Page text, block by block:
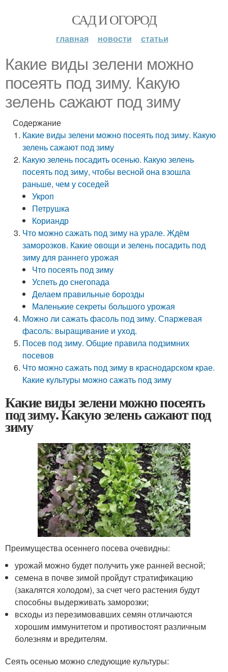
САД И ОГОРОД
главная новости статьи
Какие виды зелени можно
посеять под зиму. Какую
зелень сажают под зиму
Содержание
Какие виды зелени можно посеять под зиму. Какую
зелень сажают под зиму
Какую зелень посадить осенью. Какую зелень
посеять под зиму, чтобы весной она взошла
раньше, чем у соседей
Укроп
Петрушка
Кориандр
Что можно сажать под зиму на урале. Ждём
заморозков. Какие овощи и зелень посадить под
зиму для раннего урожая
Что посеять под зиму
Успеть до снегопада
Делаем правильные борозды
Маленькие секреты большого урожая
Можно ли сажать фасоль под зиму. Спаржевая
фасоль: выращивание и уход.
Посев под зиму. Общие правила подзимних
посевов
Что можно сажать под зиму в краснодарском крае.
Какие культуры можно сажать под зиму
Какие виды зелени можно посеять
под зиму. Какую зелень сажают под
зиму
Преимущества осеннего посева очевидны:
урожай можно будет получить уже ранней весной;
семена в почве зимой пройдут стратификацию
(закалятся холодом), за счет чего растения будут
способны выдерживать заморозки;
всходы из перезимовавших семян отличаются
хорошим иммунитетом и противостоят различным
болезням и вредителям.
Сеять осенью можно следующие культуры: